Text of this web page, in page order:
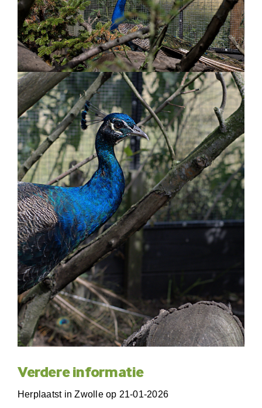
Verdere informatie
Herplaatst in Zwolle op 21-01-2026